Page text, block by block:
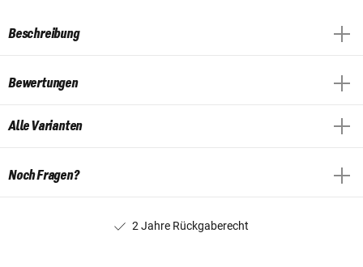
Beschreibung
Bewertungen
Alle Varianten
Noch Fragen?
2 Jahre Rückgaberecht